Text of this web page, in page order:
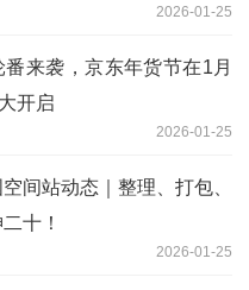
2026-01-25
番来袭，京东年货节在1月
开启
2026-01-25
间站动态｜整理、打包、
十！
2026-01-25